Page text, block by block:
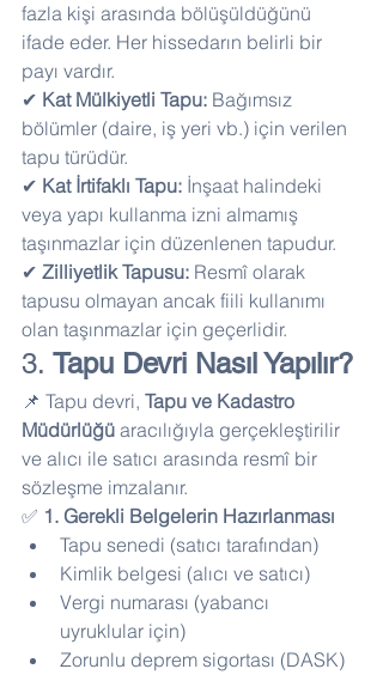
fazla kişi arasında bölüşüldüğünü
ifade eder. Her hissedarın belirli bir
payı vardır.
✔ Kat Mülkiyetli Tapu: Bağımsız
bölümler (daire, iş yeri vb.) için verilen
tapu türüdür.
✔ Kat İrtifaklı Tapu: İnşaat halindeki
veya yapı kullanma izni almamış
taşınmazlar için düzenlenen tapudur.
✔ Zilliyetlik Tapusu: Resmî olarak
tapusu olmayan ancak fiili kullanımı
olan taşınmazlar için geçerlidir.
3. Tapu Devri Nasıl Yapılır?
📌 Tapu devri, Tapu ve Kadastro
Müdürlüğü aracılığıyla gerçekleştirilir
ve alıcı ile satıcı arasında resmî bir
sözleşme imzalanır.
✅ 1. Gerekli Belgelerin Hazırlanması
Tapu senedi (satıcı tarafından)
Kimlik belgesi (alıcı ve satıcı)
Vergi numarası (yabancı
uyruklular için)
Zorunlu deprem sigortası (DASK)